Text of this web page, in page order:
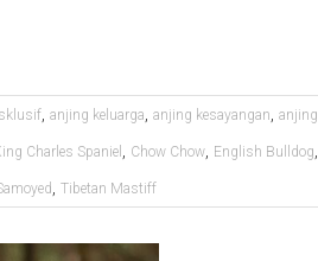
, anjing keluarga, anjing kesayangan, anjing
Charles Spaniel , Chow Chow, English Bulldog,
, Tibetan Mastiff